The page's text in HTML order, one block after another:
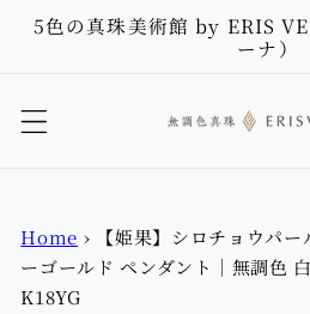
Skip to
content
5色の真珠美術館 by ERIS
ーナ）
Home ›
【姫果】シロチョウパ
ーゴールド ペンダント｜無調色
K18YG